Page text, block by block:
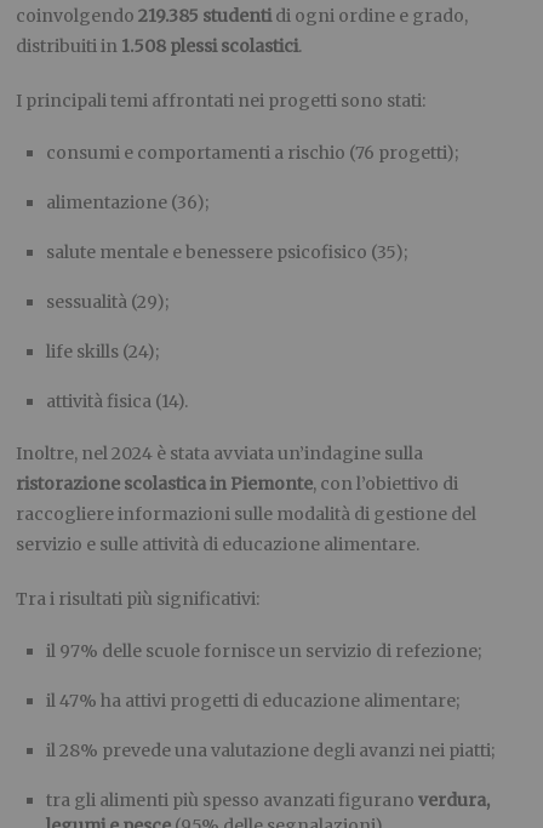
coinvolgendo219.385 studentidi ogni ordine e grado,
distribuiti in 1.508 plessi scolastici.
I principali temi affrontati nei progetti sono stati:
consumi e comportamenti a rischio (76 progetti);
alimentazione (36);
salute mentale e benessere psicofisico (35);
sessualità (29);
life skills (24);
attività fisica (14).
Inoltre, nel 2024 è stata avviata un’indagine sulla
ristorazione scolastica in Piemonte, con l’obiettivo di
raccogliere informazioni sulle modalità di gestione del
servizio e sulle attività di educazione alimentare.
Tra i risultati più significativi:
il 97% delle scuole fornisce un servizio di refezione;
il 47% ha attivi progetti di educazione alimentare;
il 28% prevede una valutazione degli avanzi nei piatti;
tra gli alimenti più spesso avanzati figurano verdura,